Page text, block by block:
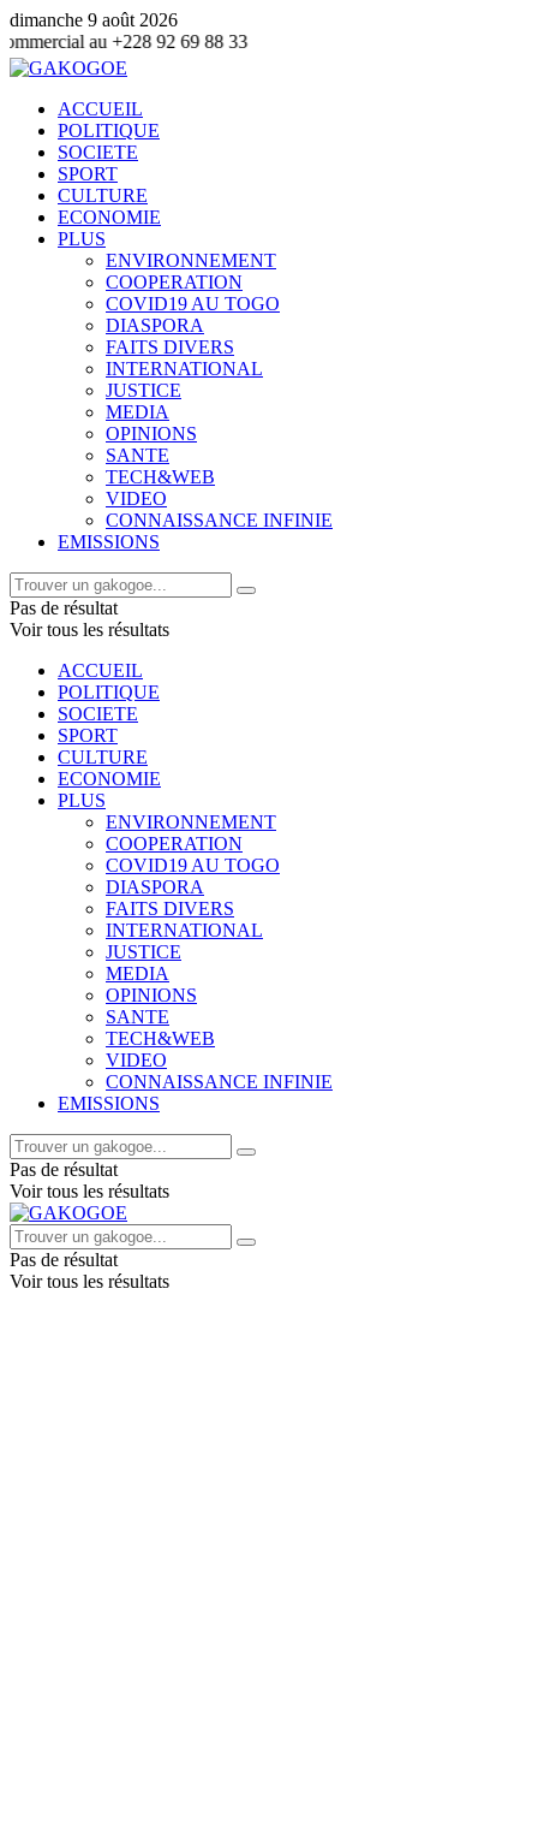
dimanche 9 août 2026
92 69 88 33
ACCUEIL
POLITIQUE
SOCIETE
SPORT
CULTURE
ECONOMIE
PLUS
ENVIRONNEMENT
COOPERATION
COVID19 AU TOGO
DIASPORA
FAITS DIVERS
INTERNATIONAL
JUSTICE
MEDIA
OPINIONS
SANTE
TECH&WEB
VIDEO
CONNAISSANCE INFINIE
EMISSIONS
Pas de résultat
Voir tous les résultats
ACCUEIL
POLITIQUE
SOCIETE
SPORT
CULTURE
ECONOMIE
PLUS
ENVIRONNEMENT
COOPERATION
COVID19 AU TOGO
DIASPORA
FAITS DIVERS
INTERNATIONAL
JUSTICE
MEDIA
OPINIONS
SANTE
TECH&WEB
VIDEO
CONNAISSANCE INFINIE
EMISSIONS
Pas de résultat
Voir tous les résultats
Pas de résultat
Voir tous les résultats